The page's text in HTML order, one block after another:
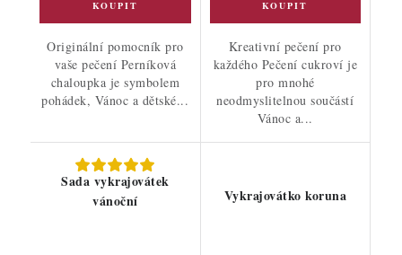
Originální pomocník pro
vaše pečení Perníková
chaloupka je symbolem
pohádek, Vánoc a dětské...
Kreativní pečení pro
každého Pečení cukroví je
pro mnohé
neodmyslitelnou součástí
Vánoc a...
Sada vykrajovátek
vánoční
Vykrajovátko koruna